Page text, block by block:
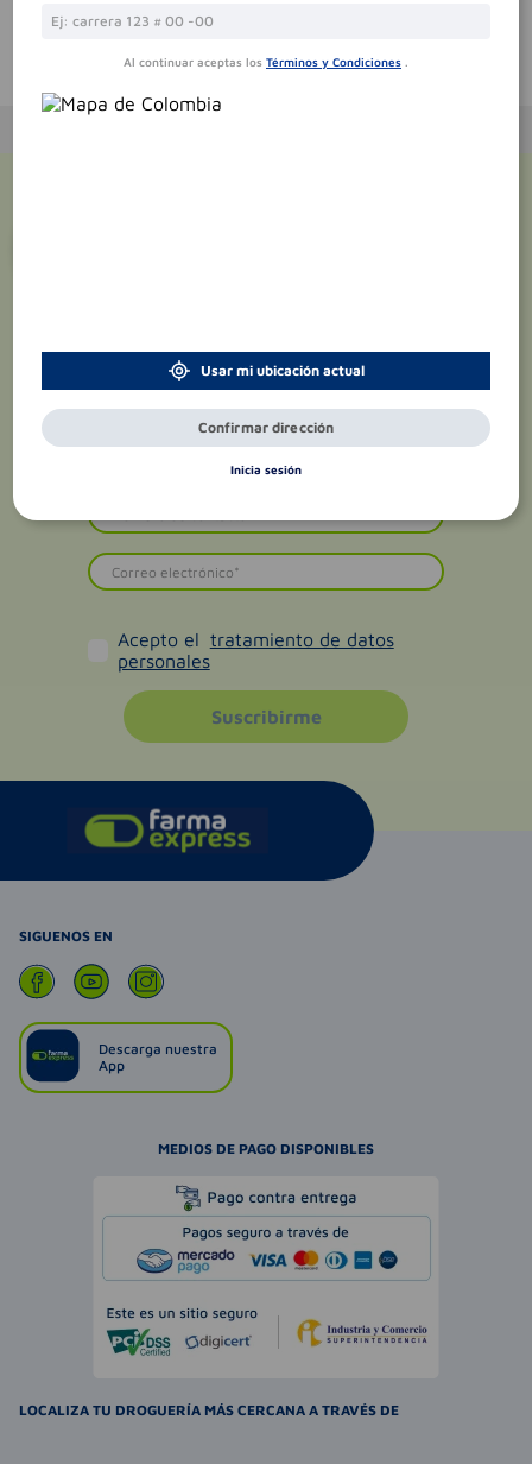
Te puede interesar
Acepto el tratamiento de datos
personales
Suscribirme
SIGUENOS EN
Descarga nuestra
App
MEDIOS DE PAGO DISPONIBLES
LOCALIZA TU DROGUERÍA MÁS CERCANA A TRAVÉS DE
Al continuar aceptas los Términos y Condiciones .
Usar mi ubicación actual
Confirmar dirección
Inicia sesión